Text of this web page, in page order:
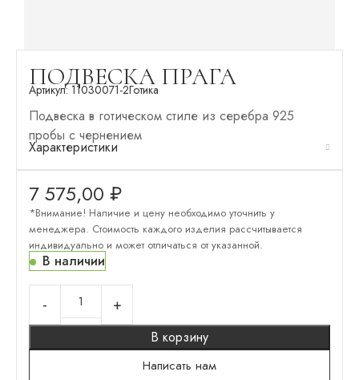
ПОДВЕСКА ПРАГА
Артикул: 11030071-2Готика
Подвеска в готическом стиле из серебра 925
пробы с чернением
Характеристики
7 575,00 ₽
*Внимание! Наличие и цену необходимо уточнить у
менеджера. Стоимость каждого изделия рассчитывается
индивидуально и может отличаться от указанной.
В наличии
В корзину
Написать нам